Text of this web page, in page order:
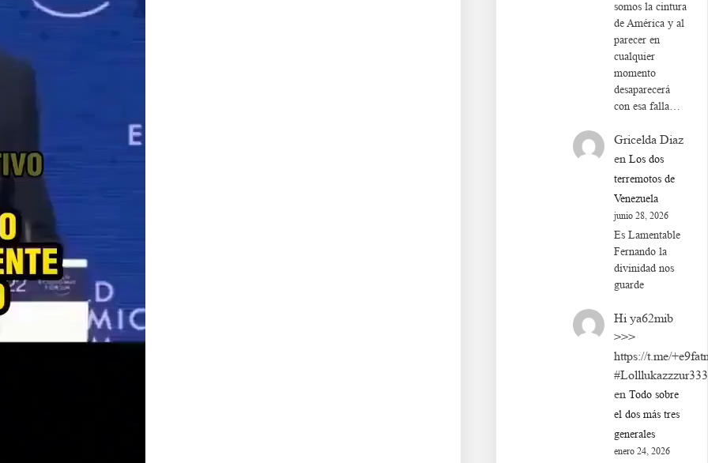
somos la cintura
de América y al
parecer en
cualquier
momento
desaparecerá
con esa falla…
Gricelda Diaz
enLos dos
terremotos de
Venezuela
junio 28, 2026
Es Lamentable
Fernando la
divinidad nos
guarde
Hi ya62mib
>>>
https://t.me/
#Lolllukazzzur333
enTodo sobre
el dos más tres
generales
enero 24, 2026